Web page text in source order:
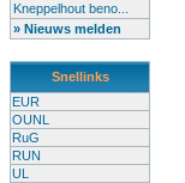
Kneppelhout beno...
» Nieuws melden
Snellinks
EUR
OUNL
RuG
RUN
UL